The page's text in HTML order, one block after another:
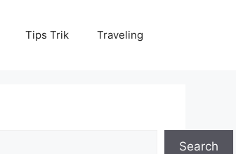
Tips Trik Traveling
Search